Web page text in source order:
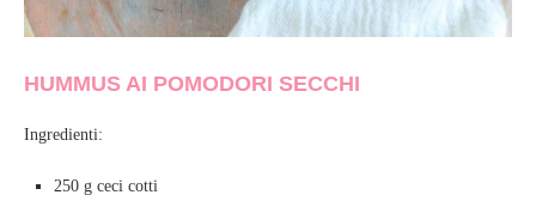
HUMMUS AI POMODORI SECCHI
Ingredienti:
250 g ceci cotti